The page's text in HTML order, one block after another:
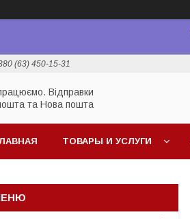
(63) 450-15-31
Відправки
та Нова пошта
ТОВАРЫ И УСЛУГИ